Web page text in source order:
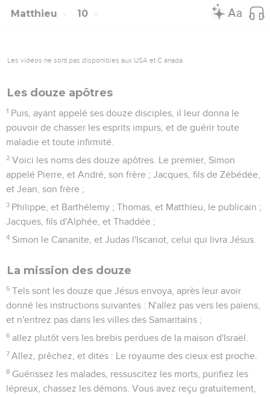
Matthieu 10
Les vidéos ne sont pas disponibles aux USA et C anada.
Les douze apôtres
1 Puis, ayant appelé ses douze disciples, il leur donna le
pouvoir de chasser les esprits impurs, et de guérir toute
maladie et toute infirmité.
2 Voici les noms des douze apôtres. Le premier, Simon
appelé Pierre, et André, son frère ; Jacques, fils de Zébédée,
et Jean, son frère ;
3 Philippe, et Barthélemy ; Thomas, et Matthieu, le publicain ;
Jacques, fils d'Alphée, et Thaddée ;
4 Simon le Cananite, et Judas l'Iscariot, celui qui livra Jésus.
La mission des douze
5 Tels sont les douze que Jésus envoya, après leur avoir
donné les instructions suivantes : N'allez pas vers les païens,
et n'entrez pas dans les villes des Samaritains ;
6 allez plutôt vers les brebis perdues de la maison d'Israël.
7 Allez, prêchez, et dites : Le royaume des cieux est proche.
8 Guérissez les malades, ressuscitez les morts, purifiez les
lépreux, chassez les démons. Vous avez reçu gratuitement,